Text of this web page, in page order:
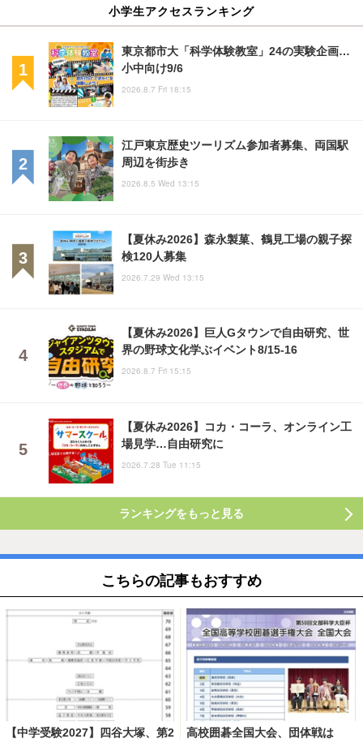
小学生アクセスランキング
東京都市大「科学体験教室」24の実験企画…
小中向け9/6
2026.8.7 Fri 18:15
江戸東京歴史ツーリズム参加者募集、両国駅
周辺を街歩き
2026.8.5 Wed 13:15
【夏休み2026】森永製菓、鶴見工場の親子探
検120人募集
2026.7.29 Wed 13:15
【夏休み2026】巨人Gタウンで自由研究、世
界の野球文化学ぶイベント8/15-16
2026.8.7 Fri 15:15
【夏休み2026】コカ・コーラ、オンライン工
場見学…自由研究に
2026.7.28 Tue 11:15
ランキングをもっと見る
こちらの記事もおすすめ
【中学受験2027】四谷大塚、第2
高校囲碁全国大会、団体戦は